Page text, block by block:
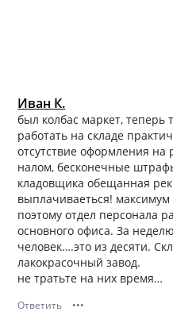
Иван К.
был колбас маркет, теперь
работать на складе
отсутствие оформления на
налом, бесконечные
кладовщика обещанная
выплачиваеться! максимум
поэтому отдел персонала
основного офиса. За
человек….это из десяти.
лакокрасочный завод.
не тратьте на них время…
Ответить •••